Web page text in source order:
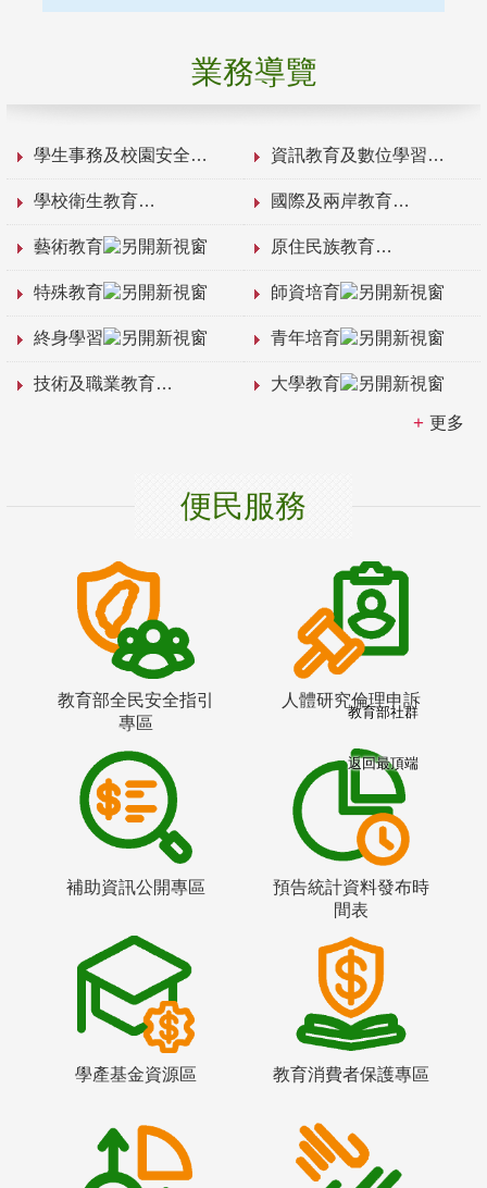
業務導覽
學生事務及校園安全 資訊教育及數位學習
學校衛生教育 國際及兩岸教育
藝術教育 原住民族教育
特殊教育 師資培育
終身學習 青年培育
技術及職業教育 大學教育
更多
便民服務
教育部全民安全指引
專區
人體研究倫理申訴
補助資訊公開專區
預告統計資料發布時
間表
學產基金資源區 教育消費者保護專區
教育部社群
返回最頂端